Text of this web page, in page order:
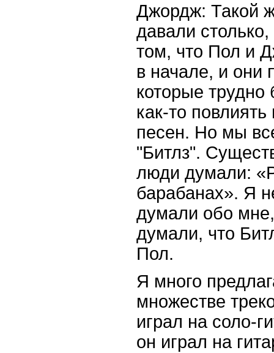
Джордж: Такой
давали
том, что Пол и
в начале, и они
которые
как-то
песен. Но мы
"Битлз".
люди думали:
барабанах». Я
думали обо
думали, что
Пол.
Я много
множестве
играл на соло-
он играл на